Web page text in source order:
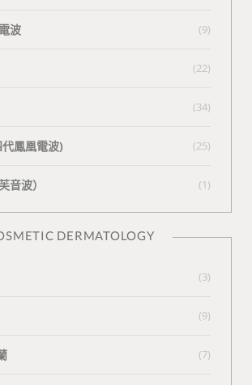
波 (9)
(22)
(34)
鳳凰電波) (25)
⾳波） (1)
DERMATOLOGY
(3)
(9)
(7)